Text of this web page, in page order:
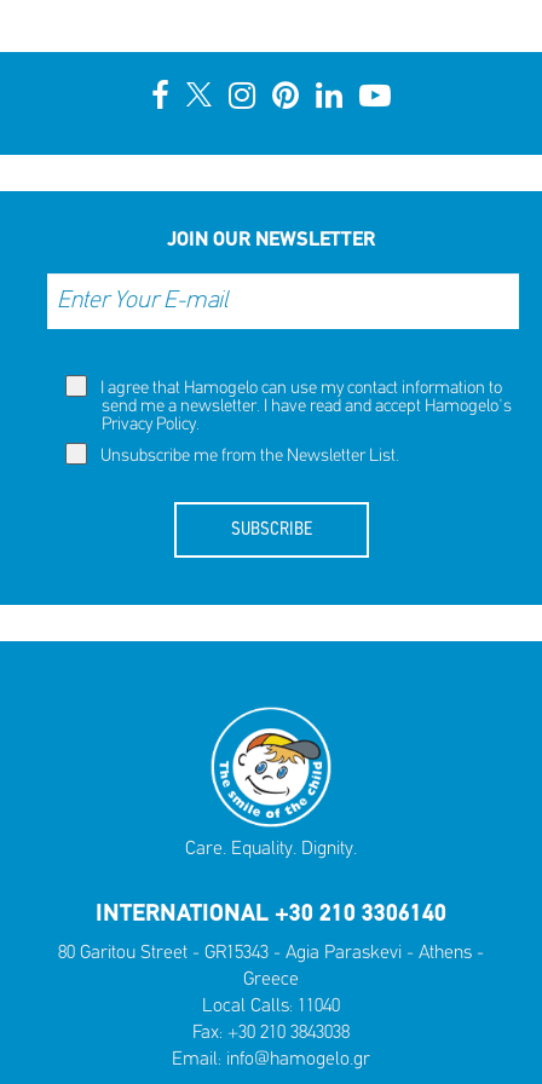
JOIN OUR NEWSLETTER
I agree that Hamogelo can use my contact information to
send me a newsletter. I have read and accept Hamogelo's
Privacy Policy.
Unsubscribe me from the Newsletter List.
SUBSCRIBE
Care. Equality. Dignity.
INTERNATIONAL +30 210 3306140
80 Garitou Street - GR15343 - Agia Paraskevi - Athens -
Greece
Local Calls: 11040
Fax: +30 210 3843038
Email: info@hamogelo.gr